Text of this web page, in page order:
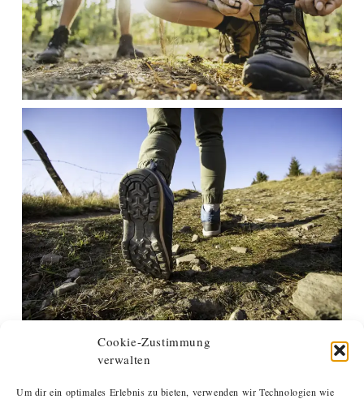
Cookie-Zustimmung
verwalten
Um dir ein optimales Erlebnis zu bieten, verwenden wir Technologien wie